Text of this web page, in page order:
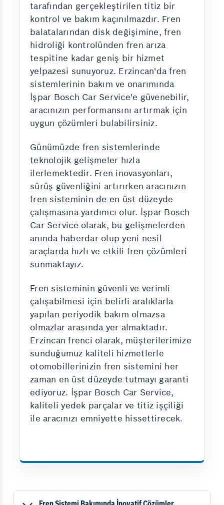
tarafından gerçekleştirilen titiz bir
kontrol ve bakım kaçınılmazdır. Fren
balatalarından disk değişimine, fren
hidroliği kontrolünden fren arıza
tespitine kadar geniş bir hizmet
yelpazesi sunuyoruz. Erzincan'da fren
sistemlerinin bakım ve onarımında
İşpar Bosch Car Service'e güvenebilir,
aracınızın performansını artırmak için
uygun çözümleri bulabilirsiniz.
Günümüzde fren sistemlerinde
teknolojik gelişmeler hızla
ilerlemektedir. Fren inovasyonları,
sürüş güvenliğini artırırken aracınızın
fren sisteminin de en üst düzeyde
çalışmasına yardımcı olur. İşpar Bosch
Car Service olarak, bu gelişmelerden
anında haberdar olup yeni nesil
araçlarda hızlı ve etkili fren çözümleri
sunmaktayız.
Fren sisteminin güvenli ve verimli
çalışabilmesi için belirli aralıklarla
yapılan periyodik bakım olmazsa
olmazlar arasında yer almaktadır.
Erzincan frenci olarak, müşterilerimize
sunduğumuz kaliteli hizmetlerle
otomobillerinizin fren sistemini her
zaman en üst düzeyde tutmayı garanti
ediyoruz. İşpar Bosch Car Service,
kaliteli yedek parçalar ve titiz işçiliği
ile aracınızı emniyette hissettirecek.